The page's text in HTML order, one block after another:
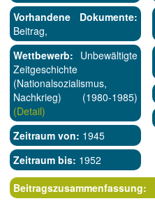
Vorhandene Dokumente:
Beitrag,
Wettbewerb: Unbewältigte
Zeitgeschichte
(Nationalsozialismus,
Nachkrieg) (1980-1985)
(Detail)
Zeitraum von: 1945
Zeitraum bis: 1952
Beitragszusammenfassung: